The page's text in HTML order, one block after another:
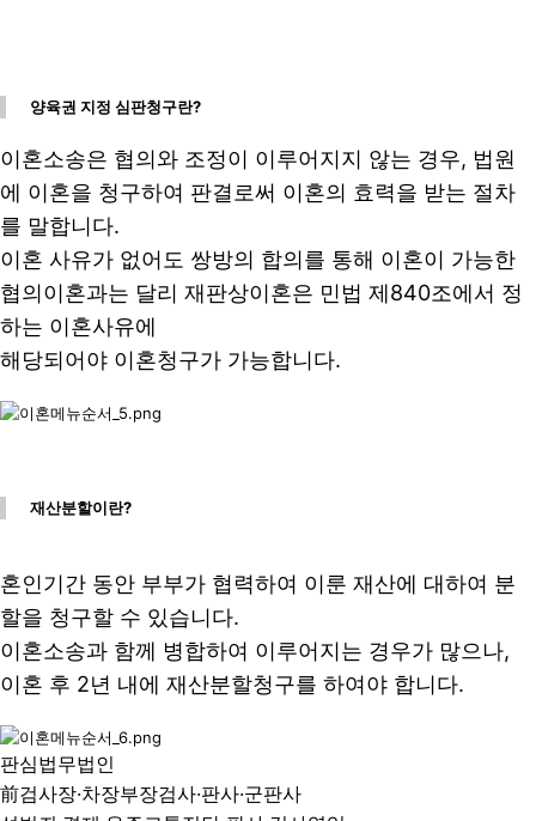
양육권 지정 심판청구란?
이혼소송은 협의와 조정이 이루어지지 않는 경우, 법원
에 이혼을 청구하여 판결로써 이혼의 효력을 받는 절차
를 말합니다.
이혼 사유가 없어도 쌍방의 합의를 통해 이혼이 가능한
협의이혼과는 달리 재판상이혼은 민법 제840조에서 정
하는 이혼사유에
해당되어야 이혼청구가 가능합니다.
재산분할이란?
혼인기간 동안 부부가 협력하여 이룬 재산에 대하여 분
할을 청구할 수 있습니다.
이혼소송과 함께 병합하여 이루어지는 경우가 많으나,
이혼 후 2년 내에 재산분할청구를 하여야 합니다.
판심법무법인
前검사장·차장부장검사·판사·군판사